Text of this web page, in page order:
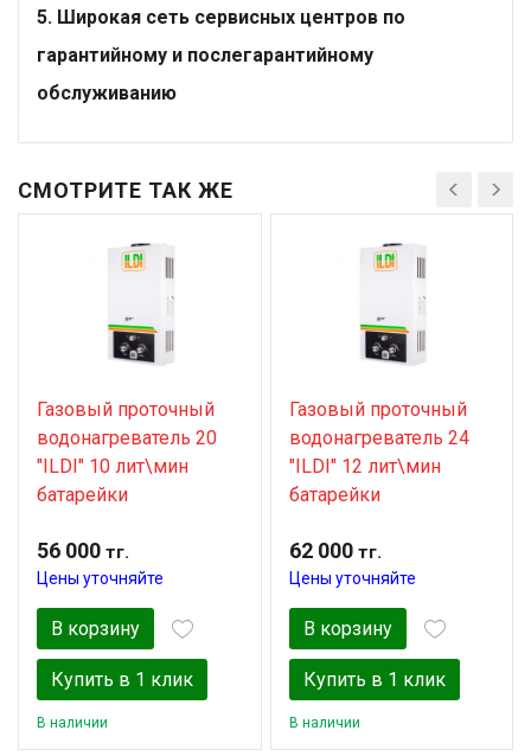
5. Широкая сеть сервисных центров по
гарантийному и послегарантийному
обслуживанию
СМОТРИТЕ ТАК ЖЕ
Газовый проточный
водонагреватель 20
"ILDI" 10 лит\мин
батарейки
56 000 тг.
Цены уточняйте
В корзину
Купить в 1 клик
В наличии
Газовый проточный
водонагреватель 24
"ILDI" 12 лит\мин
батарейки
62 000тг.
Цены уточняйте
В корзину
Купить в 1 клик
В наличии